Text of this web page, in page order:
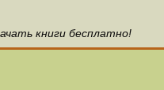
книги бесплатно!